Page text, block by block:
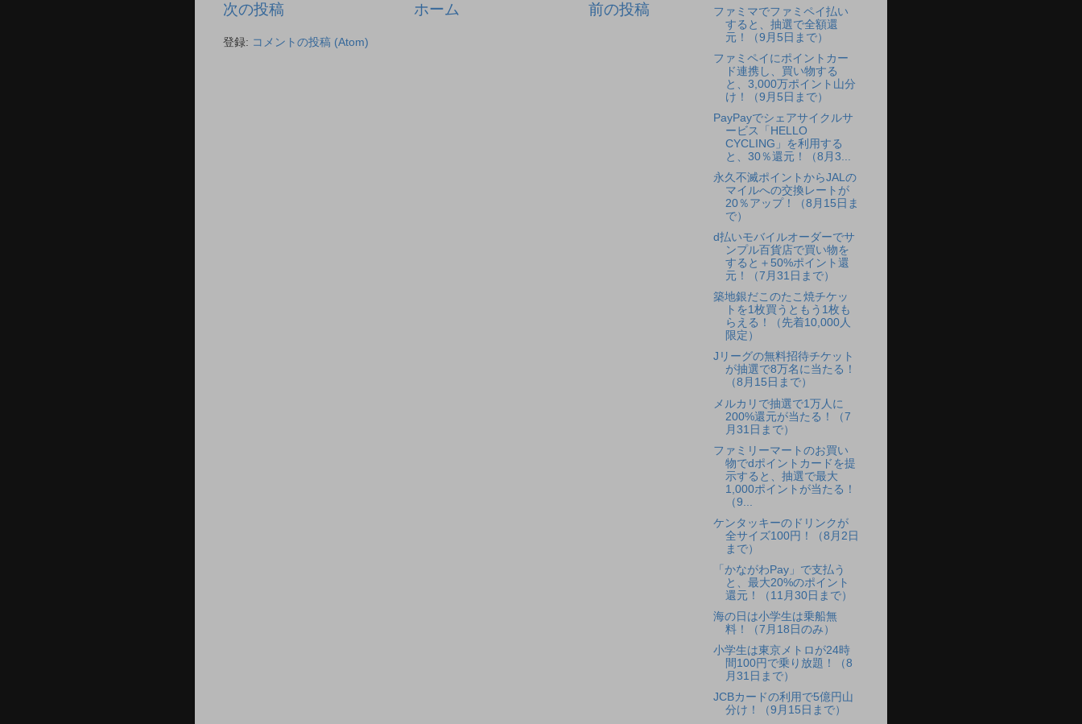
次の投稿 前の投稿
ホーム
登録: コメントの投稿 (Atom)
ファミマでファミペイ払い
すると、抽選で全額還
元！（9月5日まで）
ファミペイにポイントカー
ド連携し、買い物する
と、3,000万ポイント山分
け！（9月5日まで）
PayPayでシェアサイクルサ
ービス「HELLO
CYCLING」を利用する
と、30％還元！（8月3...
永久不滅ポイントからJALの
マイルへの交換レートが
20％アップ！（8月15日ま
で）
d払いモバイルオーダーでサ
ンプル百貨店で買い物を
すると＋50%ポイント還
元！（7月31日まで）
築地銀だこのたこ焼チケッ
トを1枚買うともう1枚も
らえる！（先着10,000人
限定）
Jリーグの無料招待チケット
が抽選で8万名に当たる！
（8月15日まで）
メルカリで抽選で1万人に
200%還元が当たる！（7
月31日まで）
ファミリーマートのお買い
物でdポイントカードを提
示すると、抽選で最大
1,000ポイントが当たる！
（9...
ケンタッキーのドリンクが
全サイズ100円！（8月2日
まで）
「かながわPay」で支払う
と、最大20%のポイント
還元！（11月30日まで）
海の日は小学生は乗船無
料！（7月18日のみ）
小学生は東京メトロが24時
間100円で乗り放題！（8
月31日まで）
JCBカードの利用で5億円山
分け！（9月15日まで）